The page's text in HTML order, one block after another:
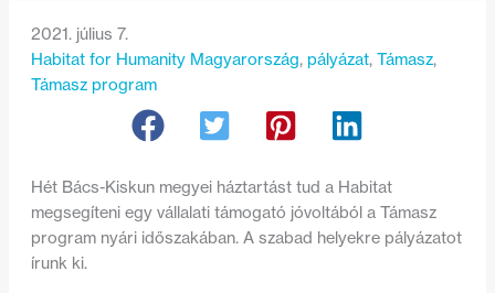
2021. július 7.
Habitat for Humanity Magyarország, pályázat, Támasz,
Támasz program
Hét Bács-Kiskun megyei háztartást tud a Habitat
megsegíteni egy vállalati támogató jóvoltából a Támasz
program nyári időszakában. A szabad helyekre pályázatot
írunk ki.